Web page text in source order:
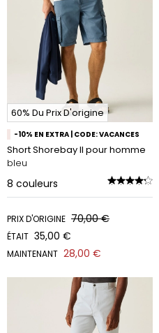
60% Du Prix D'origine
-10% EN EXTRA | CODE: VACANCES
Short Shorebay II pour homme
bleu
8 couleurs
PRIX D'ORIGINE 70,00 €
ÉTAIT 35,00 €
MAINTENANT 28,00 €